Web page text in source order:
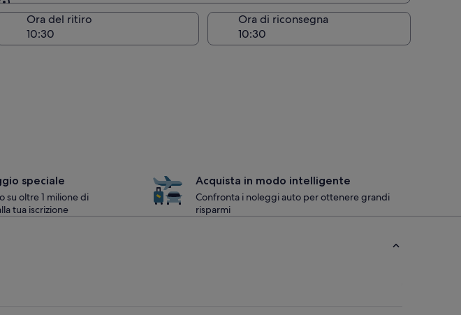
Stessa località del ritiro
Ora del ritiro Ora di riconsegna
speciale
su oltre 1 milione di
tua iscrizione
Acquista in modo intelligente
Confronta i noleggi auto per ottenere grandi
risparmi